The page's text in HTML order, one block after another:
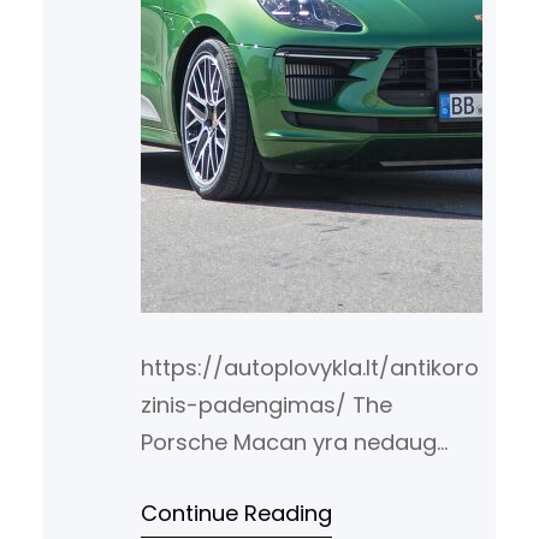
https://autoplovykla.lt/antikoro
zinis-padengimas/ The
Porsche Macan yra nedaug
modeliui, su nauju priekinio
Continue Reading